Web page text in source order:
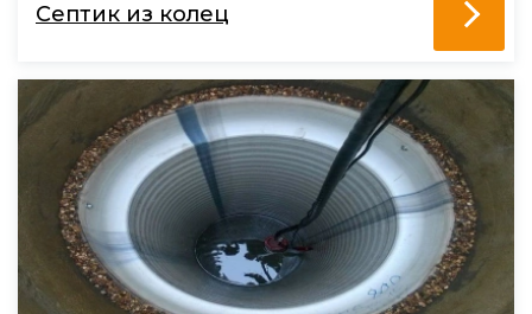
Септик из колец